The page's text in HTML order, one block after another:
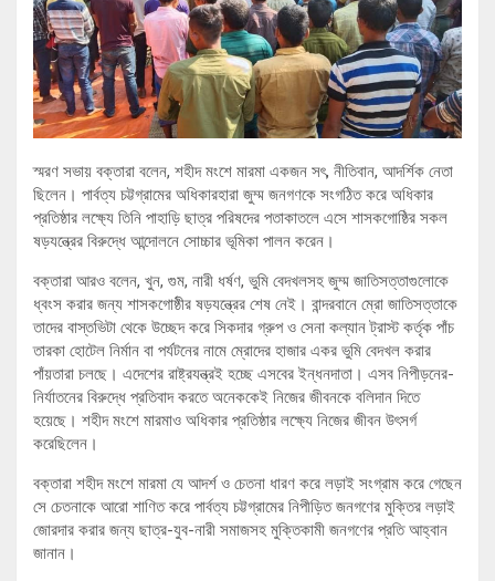
স্মরণ সভায় বক্তারা বলেন, শহীদ মংশে মারমা একজন সৎ, নীতিবান, আদর্শিক নেতা
ছিলেন। পার্বত্য চট্টগ্রামের অধিকারহারা জুম্ম জনগণকে সংগঠিত করে অধিকার
প্রতিষ্ঠার লক্ষ্যে তিনি পাহাড়ি ছাত্র পরিষদের পতাকাতলে এসে শাসকগোষ্ঠির সকল
ষড়যন্ত্রের বিরুদ্ধে আন্দোলনে সোচ্চার ভূমিকা পালন করেন।
বক্তারা আরও বলেন, খুন, গুম, নারী ধর্ষণ, ভুমি বেদখলসহ জুম্ম জাতিসত্তাগুলোকে
ধ্বংস করার জন্য শাসকগোষ্ঠীর ষড়যন্ত্রের শেষ নেই। বান্দরবানে ম্রো জাতিসত্তাকে
তাদের বাস্তভিটা থেকে উচ্ছেদ করে সিকদার গ্রুপ ও সেনা কল্যান ট্রাস্ট কর্তৃক পাঁচ
তারকা হোটেল নির্মান বা পর্যটনের নামে ম্রোদের হাজার একর ভুমি বেদখল করার
পাঁয়তারা চলছে। এদেশের রাষ্ট্রযন্ত্রই হচ্ছে এসবের ইন্ধনদাতা। এসব নিপীড়নের-
নির্যাতনের বিরুদ্ধে প্রতিবাদ করতে অনেককেই নিজের জীবনকে বলিদান দিতে
হয়েছে। শহীদ মংশে মারমাও অধিকার প্রতিষ্ঠার লক্ষ্যে নিজের জীবন উৎসর্গ
করেছিলেন।
বক্তারা শহীদ মংশে মারমা যে আদর্শ ও চেতনা ধারণ করে লড়াই সংগ্রাম করে গেছেন
সে চেতনাকে আরো শাণিত করে পার্বত্য চট্টগ্রামের নিপীড়িত জনগণের মুক্তির লড়াই
জোরদার করার জন্য ছাত্র-যুব-নারী সমাজসহ মুক্তিকামী জনগণের প্রতি আহ্বান
জানান।